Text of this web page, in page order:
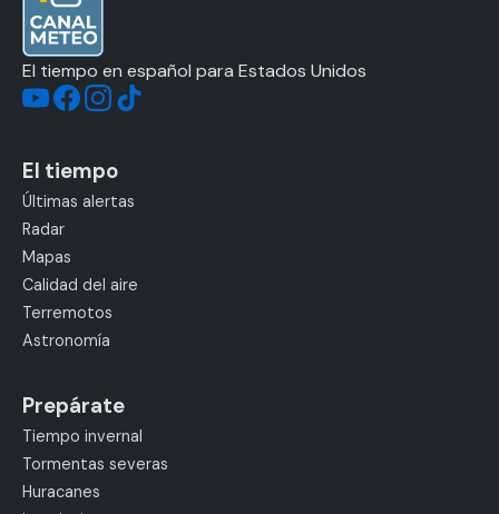
El tiempo en español para Estados Unidos
El tiempo
Últimas alertas
Radar
Mapas
Calidad del aire
Terremotos
Astronomía
Prepárate
Tiempo invernal
Tormentas severas
Huracanes